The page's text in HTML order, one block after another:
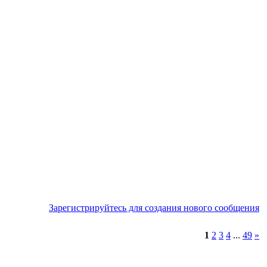
Зарегистрируйтесь для создания нового сообщения
1 2 3 4 ... 49 »